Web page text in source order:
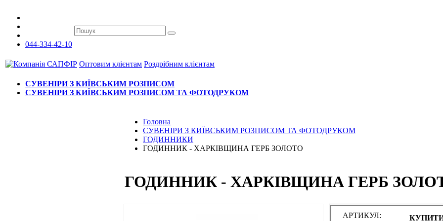
044-334-42-10
Оптовим клієнтам Роздрібним клієнтам
СУВЕНІРИ З КИЇВСЬКИМ РОЗПИСОМ
СУВЕНІРИ З КИЇВСЬКИМ РОЗПИСОМ ТА ФОТОДРУКОМ
Головна
СУВЕНІРИ З КИЇВСЬКИМ РОЗПИСОМ ТА ФОТОДРУКОМ
ГОДИННИКИ
ГОДИННИК - ХАРКІВЩИНА ГЕРБ ЗОЛОТО
ГОДИННИК - ХАРКІВЩИНА ГЕРБ
АРТИКУЛ: